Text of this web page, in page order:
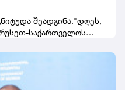
შეადგინა."დღეს,
საქართველოს